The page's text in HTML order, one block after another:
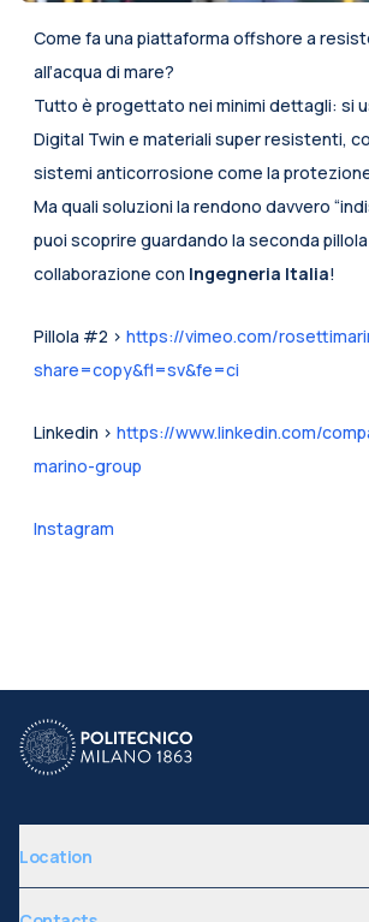
Come fa una piattaforma offshore a
all’acqua di mare?
Tutto è progettato nei minimi dettagli: si
Digital Twin e materiali super resistenti,
sistemi anticorrosione come la
Ma quali soluzioni la rendono davvero
puoi scoprire guardando la seconda
collaborazione con Ingegneria Italia!
Pillola #2 > https://vimeo.com/
share=copy&fl=sv&fe=ci
Linkedin > https://www.linkedin.com/
marino-group
Instagram
Location